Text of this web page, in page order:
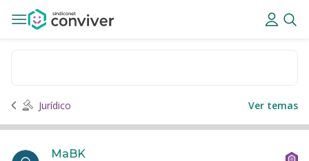
Jurídico Ver temas
MaBK